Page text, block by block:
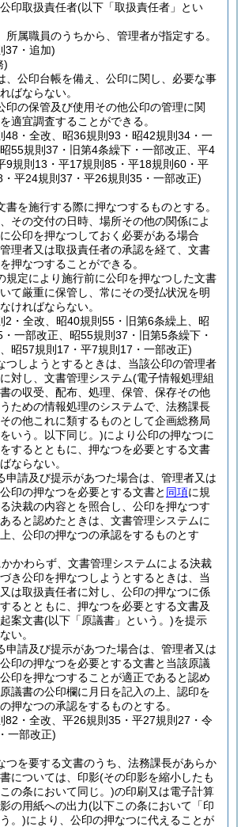
印取扱責任者(以下「取扱責任者」とい
所属職員のうちから、管理者が指定する。
37・追加)
)
、公印台帳を備え、公印に関し、必要な事
ばならない。
印の保管及び使用その他公印の管理に関
適宜調査することができる。
48・全改、昭36規則93・昭42規則34・一
55規則37・旧第4条繰下・一部改正、平4
9規則13・平17規則85・平18規則60・平
・平24規則37・平26規則35・一部改正)
書を施行する際に押なつするものとする。
その交付の日時、場所その他の関係によ
公印を押なつしておく必要がある場合
理者又は取扱責任者の承認を経て、文書
押なつすることができる。
規定により施行前に公印を押なつした文書
て厳重に保管し、常にその受払状況を明
ければならない。
2・全改、昭40規則55・旧第6条繰上、昭
一部改正、昭55規則37・旧第5条繰下・
昭57規則17・平7規則17・一部改正)
つしようとするときは、当該公印の管理者
対し、文書管理システム(電子情報処理組
の収受、配布、処理、保管、保存その他
ための情報処理のシステムで、法務課長
の他これに類するものとして企画総務局
いう。以下同じ。)により公印の押なつに
するとともに、押なつを必要とする文書
ならない。
申請及び提示があつた場合は、管理者又は
印の押なつを必要とする文書と 同項に規
決裁の内容とを照合し、公印を押なつす
ると認めたときは、文書管理システムに
、公印の押なつの承認をするものとす
かわらず、文書管理システムによる決裁
き公印を押なつしようとするときは、当
は取扱責任者に対し、公印の押なつに係
るとともに、押なつを必要とする文書及
案文書(以下「原議書」という。)を提示
い。
申請及び提示があつた場合は、管理者又は
印の押なつを必要とする文書と当該原議
印を押なつすることが適正であると認め
議書の公印欄に月日を記入の上、認印を
押なつの承認をするものとする。
82・全改、平26規則35・平27規則27・令
一部改正)
つを要する文書のうち、法務課長があらか
については、印影(その印影を縮小したも
の条において同じ。)の印刷又は電子計算
の用紙への出力(以下この条において「印
。)により、公印の押なつに代えることが